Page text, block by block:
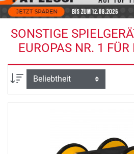
SONSTIGE
EUROPAS NR. 1
Sortierung